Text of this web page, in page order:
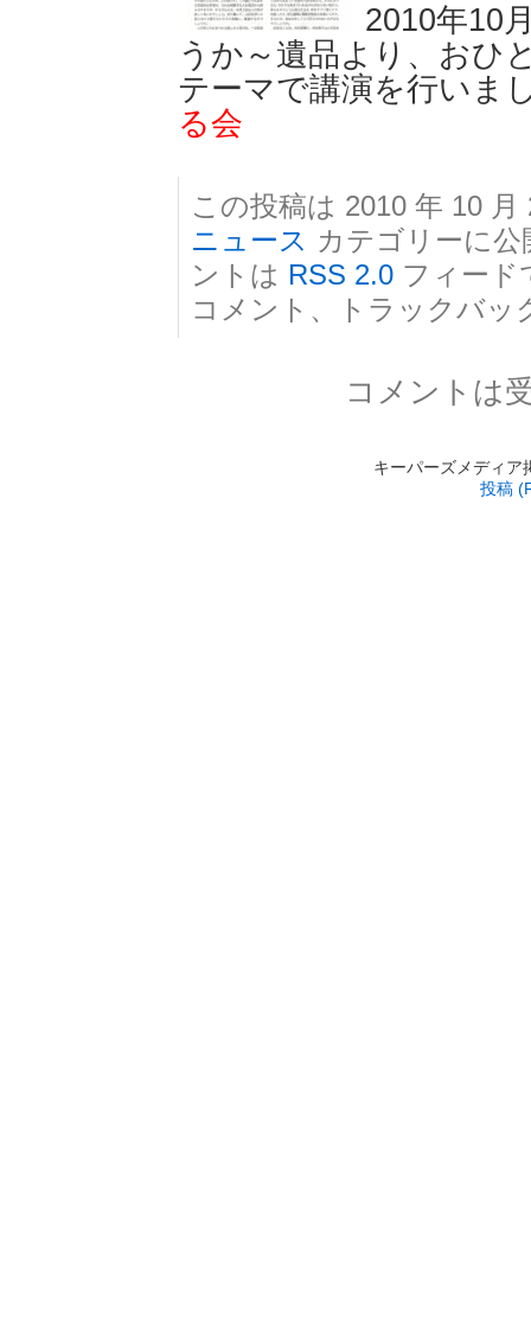
2010年10
うか～遺品より、おひ
テーマで講演を行いま
る会
この投稿は 2010 年 10
ニュース カテゴリーに
ントは RSS 2.0 フィード
コメント、トラックバッ
コメントは
キーパーズメディ
投稿